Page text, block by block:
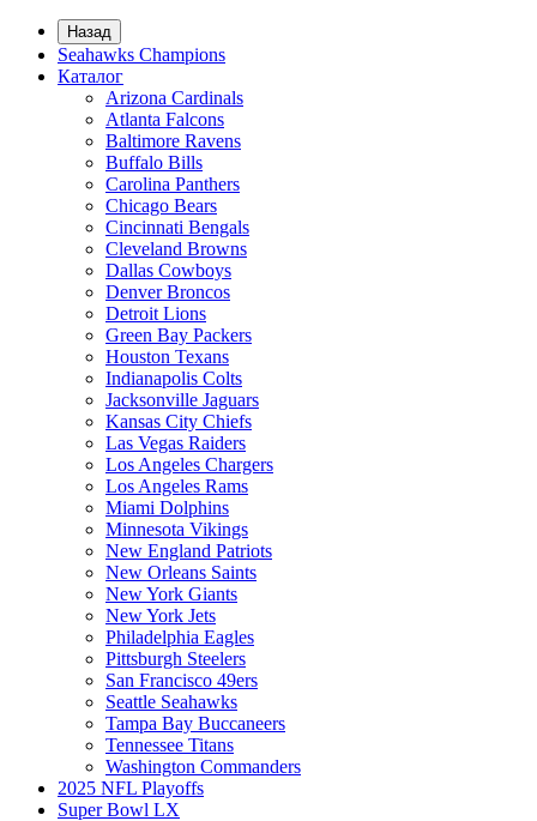
Назад
Seahawks Champions
Каталог
Arizona Cardinals
Atlanta Falcons
Baltimore Ravens
Buffalo Bills
Carolina Panthers
Chicago Bears
Cincinnati Bengals
Cleveland Browns
Dallas Cowboys
Denver Broncos
Detroit Lions
Green Bay Packers
Houston Texans
Indianapolis Colts
Jacksonville Jaguars
Kansas City Chiefs
Las Vegas Raiders
Los Angeles Chargers
Los Angeles Rams
Miami Dolphins
Minnesota Vikings
New England Patriots
New Orleans Saints
New York Giants
New York Jets
Philadelphia Eagles
Pittsburgh Steelers
San Francisco 49ers
Seattle Seahawks
Tampa Bay Buccaneers
Tennessee Titans
Washington Commanders
2025 NFL Playoffs
Super Bowl LX